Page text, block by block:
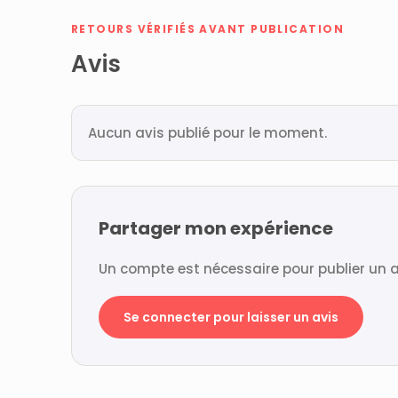
RETOURS VÉRIFIÉS AVANT PUBLICATION
Avis
Aucun avis publié pour le moment.
Partager mon expérience
Un compte est nécessaire pour publier un
Se connecter pour laisser un avis